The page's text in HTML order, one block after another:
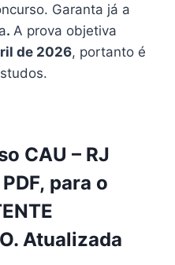
Garanta já a
. A prova objetiva
de 2026, portanto é
CAU – RJ
para o
Atualizada